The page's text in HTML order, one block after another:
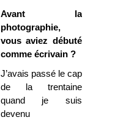
Avant la
photographie,
vous aviez débuté
comme écrivain ?
J’avais passé le cap
de la trentaine
quand je suis
devenu